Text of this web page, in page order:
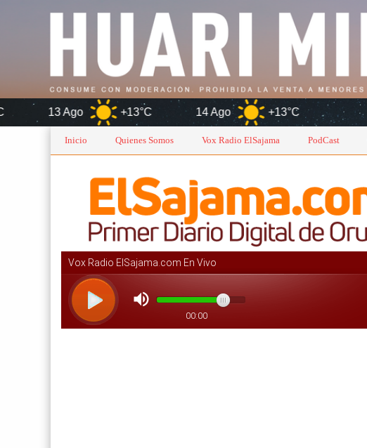
+13°C 14 Ago +13°C Oruro
Inicio Quienes Somos Vox Radio ElSajama PodCast